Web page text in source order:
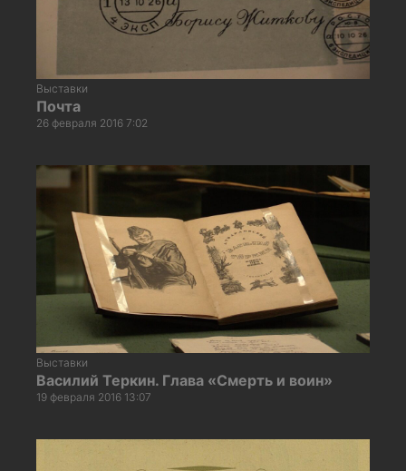
Выставки
Почта
26 февраля 2016 7:02
Выставки
Василий Теркин. Глава «Смерть и воин»
19 февраля 2016 13:07